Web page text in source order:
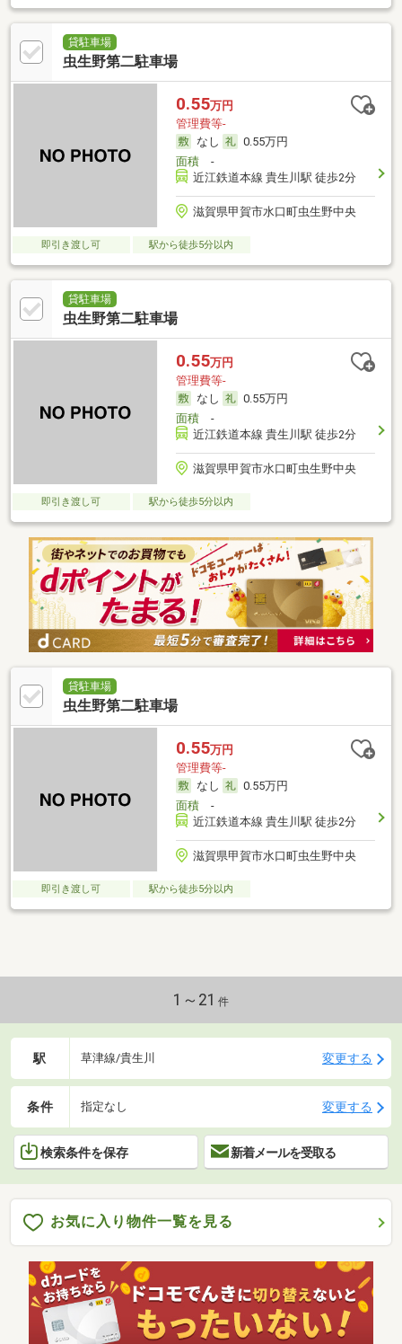
貸駐車場
虫生野第二駐車場
0.55万円
管理費等-
なし
0.55万円
面積-
近江鉄道本線 貴生川駅 徒歩2分
滋賀県甲賀市水口町虫生野中央
即引き渡し可 駅から徒歩5分以内
貸駐車場
虫生野第二駐車場
0.55万円
管理費等-
なし
0.55万円
面積-
近江鉄道本線 貴生川駅 徒歩2分
滋賀県甲賀市水口町虫生野中央
即引き渡し可 駅から徒歩5分以内
貸駐車場
虫生野第二駐車場
0.55万円
管理費等-
なし
0.55万円
面積-
近江鉄道本線 貴生川駅 徒歩2分
滋賀県甲賀市水口町虫生野中央
即引き渡し可 駅から徒歩5分以内
1～21 件
駅 草津線/貴生川 変更する
条件 指定なし 変更する
検索条件を保存 新着メールを受取る
お気に入り物件一覧を見る